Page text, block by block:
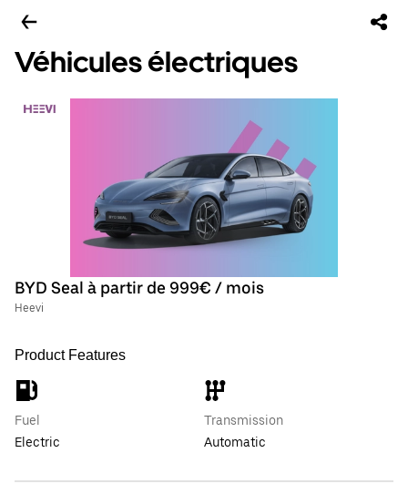
Véhicules électriques
BYD Seal à partir de 999€ / mois
Heevi
Product Features
Fuel
Electric
Transmission
Automatic